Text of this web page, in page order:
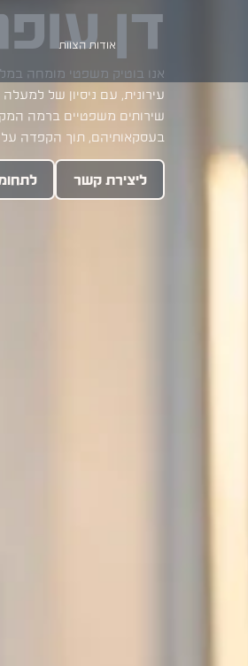
אודות הצוותדן
אנו בוטיק משפטי מומחה
שירותים משפטיים ברמה
בעסקאותיהם, תוך הקפדה על
ליצירת קשר